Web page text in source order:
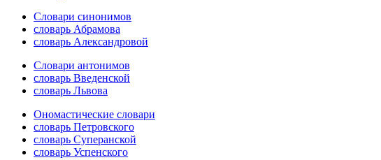
Словари синонимов
словарь Абрамова
словарь Александровой
Словари антонимов
словарь Введенской
словарь Львова
Ономастические словари
словарь Петровского
словарь Суперанской
словарь Успенского